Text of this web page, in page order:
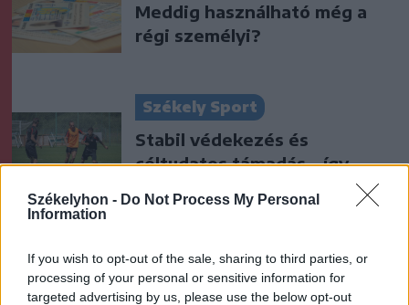
Székelyhon - Do Not Process My Personal
Information
If you wish to opt-out of the sale, sharing to third parties, or
processing of your personal or sensitive information for
targeted advertising by us, please use the below opt-out
Meddig használható még a
régi személyi?
Székely Sport
Stabil védekezés és
céltudatos támadás – így
készült a Farul ellen az FK
Sándor Ella: Na, indíts, s
menjünk!